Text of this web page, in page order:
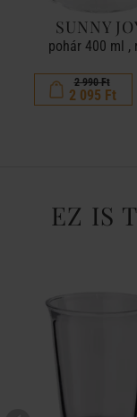
SUNNY
pohár 400 ml ,
2 990 Ft
2 095 Ft
EZ IS